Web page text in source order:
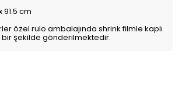
91.5 cm
özel rulo ambalajında shrink filmle kaplı
bir şekilde gönderilmektedir.